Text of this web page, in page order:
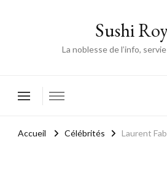
Sushi
La noblesse de l’info,
Accueil Célébrités Laurent